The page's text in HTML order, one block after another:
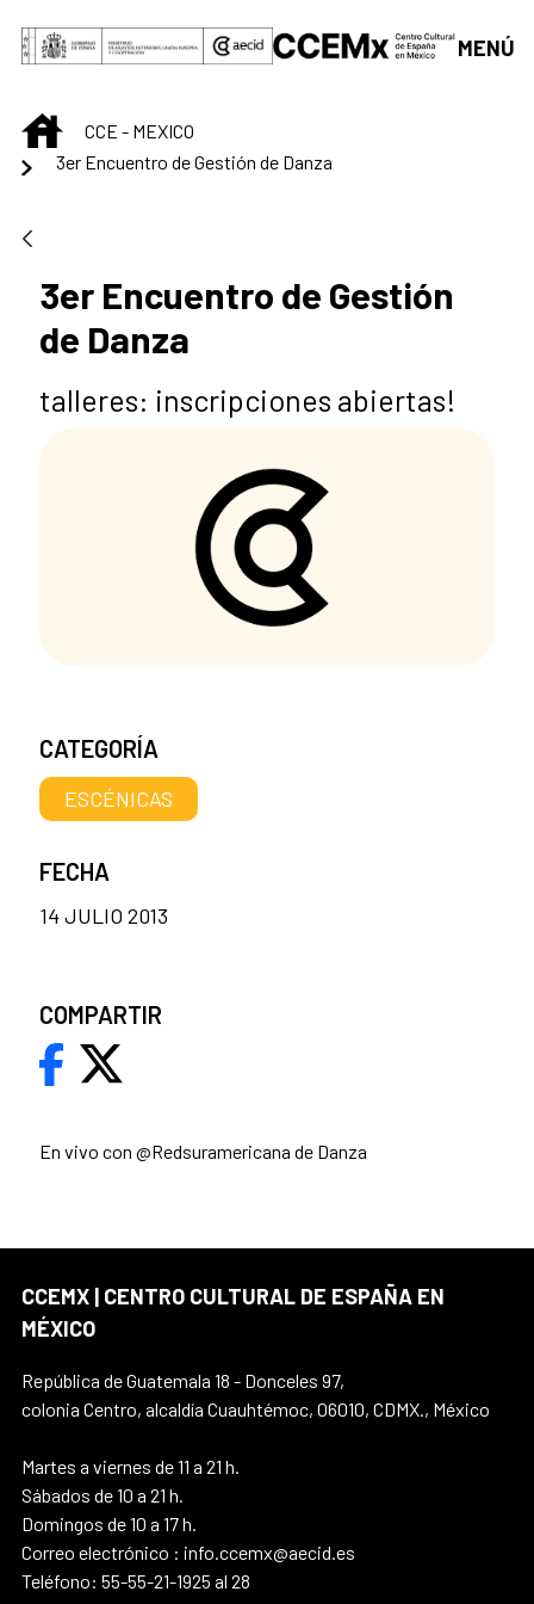
Saltar al contenido principal
MENÚ
INICIOCCE - MEXICO
3er Encuentro de Gestión de Danza
3er Encuentro de Gestión
de Danza
talleres: inscripciones abiertas!
En vivo con @Redsuramericana de Danza
CATEGORÍA
ESCÉNICAS
FECHA
14 JULIO 2013
COMPARTIR
CCEMX | CENTRO CULTURAL DE ESPAÑA EN
MÉXICO
República de Guatemala 18 - Donceles 97,
colonia Centro, alcaldía Cuauhtémoc, 06010, CDMX., México
Martes a viernes de 11 a 21 h.
Sábados de 10 a 21 h.
Domingos de 10 a 17 h.
Correo electrónico : info.ccemx@aecid.es
Teléfono: 55-55-21-1925 al 28